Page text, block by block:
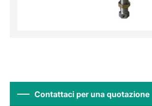
Contattaci per una quotazione